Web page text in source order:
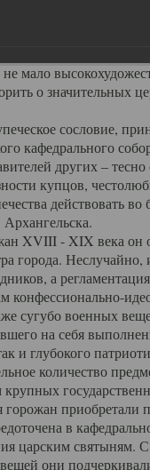
утвари интерьер
убранства
В соборной
мало
о значительных
сословие,
кафедрального
других –
купцов,
действовать во
- XIX века он
города.
а
конфессионально-
военных
на себя
и глубокого
количество
горожан приобретали
в
царским святыням.
они